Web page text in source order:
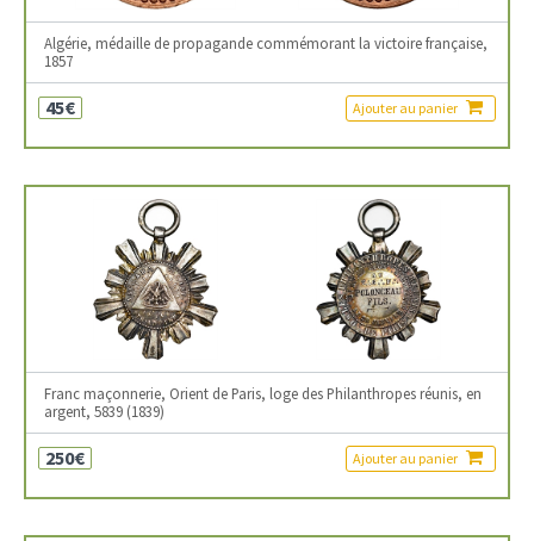
Algérie, médaille de propagande commémorant la victoire française,
1857
45€ Ajouter au panier
Franc maçonnerie, Orient de Paris, loge des Philanthropes réunis, en
argent, 5839 (1839)
250€ Ajouter au panier